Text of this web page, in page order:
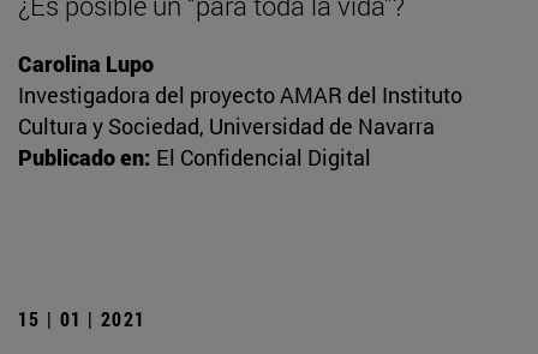
Carolina Lupo
Investigadora del proyecto AMAR del Instituto
Cultura y Sociedad, Universidad de Navarra
Publicado en: El Confidencial Digital
15 | 01 | 2021